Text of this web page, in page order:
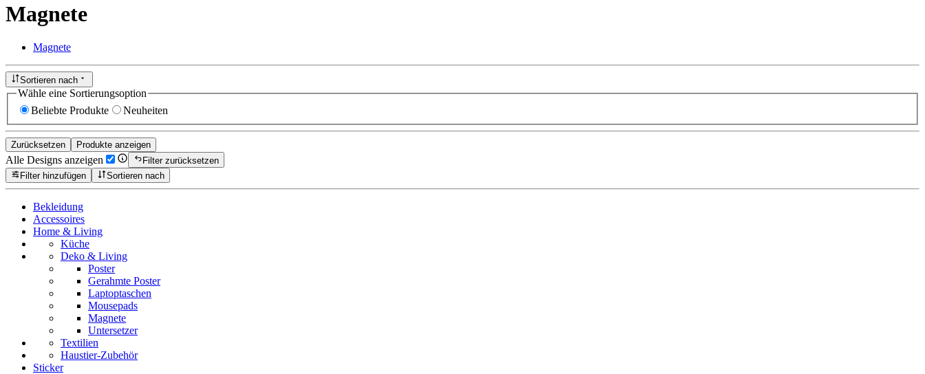
Magnete
Magnete
Sortieren nach
Wähle eine Sortierungsoption
Beliebte Produkte
Neuheiten
Zurücksetzen Produkte anzeigen
Alle Designs anzeigen
Filter zurücksetzen
Filter hinzufügen
Sortieren nach
Bekleidung
Accessoires
Home & Living
Küche
Deko & Living
Poster
Gerahmte Poster
Laptoptaschen
Mousepads
Magnete
Untersetzer
Textilien
Haustier-Zubehör
Sticker